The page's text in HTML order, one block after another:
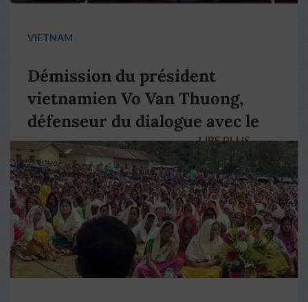
VIETNAM
Démission du président
vietnamien Vo Van Thuong,
défenseur du dialogue avec le
pape François
LIRE PLUS →